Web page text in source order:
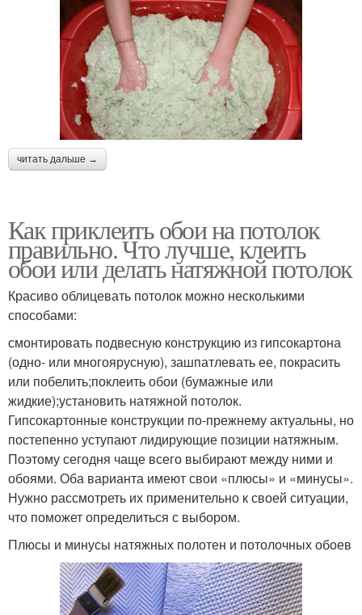
читать дальше →
Как приклеить обои на потолок
правильно. Что лучше, клеить
обои или делать натяжной потолок
Красиво облицевать потолок можно несколькими
способами:
смонтировать подвесную конструкцию из гипсокартона
(одно- или многоярусную), зашпатлевать ее, покрасить
или побелить;поклеить обои (бумажные или
жидкие);установить натяжной потолок.
Гипсокартонные конструкции по-прежнему актуальны, но
постепенно уступают лидирующие позиции натяжным.
Поэтому сегодня чаще всего выбирают между ними и
обоями. Оба варианта имеют свои «плюсы» и «минусы».
Нужно рассмотреть их применительно к своей ситуации,
что поможет определиться с выбором.
Плюсы и минусы натяжных полотен и потолочных обоев